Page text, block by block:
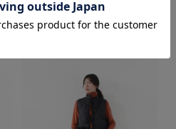
web store BINGOYA